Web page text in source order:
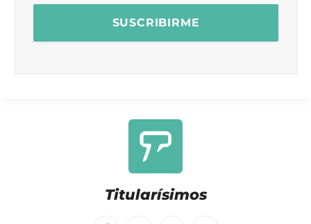
Titularísimos